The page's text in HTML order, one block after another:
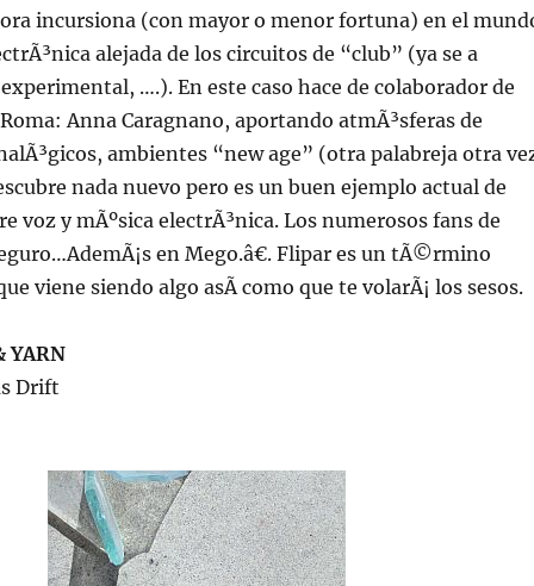
incursiona (con mayor o menor fortuna) en el
alejada de los circuitos de “club” (ya se a
….). En este caso hace de colaborador de
Anna Caragnano, aportando atmÃ³sferas de
ambientes “new age” (otra palabreja otra
nada nuevo pero es un buen ejemplo actual de
voz y mÃºsica electrÃ³nica. Los numerosos fans de
en Mego.â€. Flipar es un tÃ©rmino
viene siendo algo asÃ­ como que te volarÃ¡ los sesos.
YARN
Drift